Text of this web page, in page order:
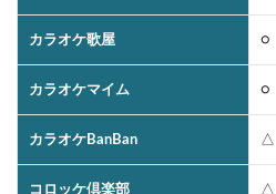
カラオケ歌屋 ○
カラオケマイム ○
カラオケBanBan △
コロッケ倶楽部 △